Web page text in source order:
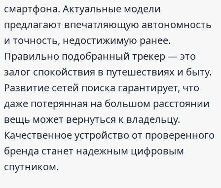
смартфона. Актуальные модели
предлагают впечатляющую автономность
и точность, недостижимую ранее.
Правильно подобранный трекер — это
залог спокойствия в путешествиях и быту.
Развитие сетей поиска гарантирует, что
даже потерянная на большом расстоянии
вещь может вернуться к владельцу.
Качественное устройство от проверенного
бренда станет надежным цифровым
спутником.